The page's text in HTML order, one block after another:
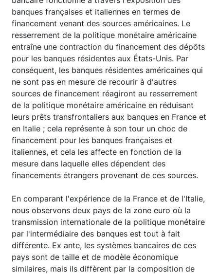
banques françaises et italiennes en termes de
financement venant des sources américaines. Le
resserrement de la politique monétaire américaine
entraîne une contraction du financement des dépôts
pour les banques résidentes aux États-Unis. Par
conséquent, les banques résidentes américaines qui
ne sont pas en mesure de recourir à d'autres
sources de financement réagiront au resserrement
de la politique monétaire américaine en réduisant
leurs prêts transfrontaliers aux banques en France et
en Italie ; cela représente à son tour un choc de
financement pour les banques françaises et
italiennes, et cela les affecte en fonction de la
mesure dans laquelle elles dépendent des
financements étrangers provenant de ces sources.
En comparant l'expérience de la France et de l'Italie,
nous observons deux pays de la zone euro où la
transmission internationale de la politique monétaire
par l'intermédiaire des banques est tout à fait
différente. Ex ante, les systèmes bancaires de ces
pays sont de taille et de modèle économique
similaires, mais ils diffèrent par la composition de